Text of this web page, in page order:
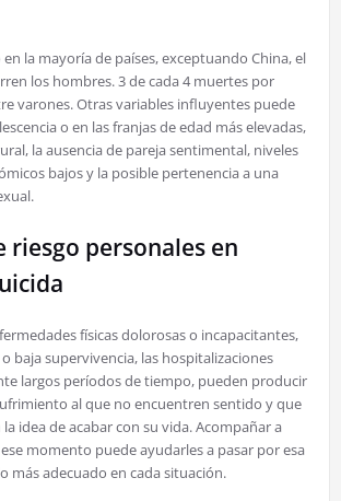
en la mayoría de países, exceptuando China, el
los hombres. 3 de cada 4 muertes por
varones. Otras variables influyentes puede
o en las franjas de edad más elevadas,
la ausencia de pareja sentimental, niveles
bajos y la posible pertenencia a una
riesgo personales en
físicas dolorosas o incapacitantes,
baja supervivencia, las hospitalizaciones
largos períodos de tiempo, pueden producir
al que no encuentren sentido y que
la idea de acabar con su vida. Acompañar a
momento puede ayudarles a pasar por esa
más adecuado en cada situación.